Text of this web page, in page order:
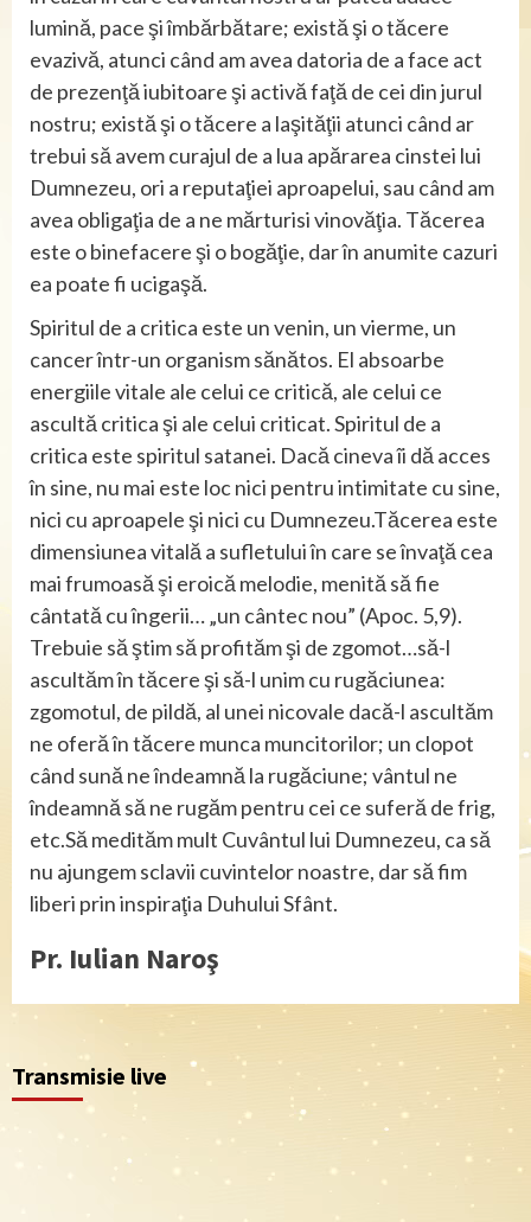
lumină, pace şi îmbărbătare; există şi o tăcere
evazivă, atunci când am avea datoria de a face act
de prezenţă iubitoare şi activă faţă de cei din jurul
nostru; există şi o tăcere a laşităţii atunci când ar
trebui să avem curajul de a lua apărarea cinstei lui
Dumnezeu, ori a reputaţiei aproapelui, sau când am
avea obligaţia de a ne mărturisi vinovăţia. Tăcerea
este o binefacere şi o bogăţie, dar în anumite cazuri
ea poate fi ucigaşă.
Spiritul de a critica este un venin, un vierme, un
cancer într-un organism sănătos. El absoarbe
energiile vitale ale celui ce critică, ale celui ce
ascultă critica şi ale celui criticat. Spiritul de a
critica este spiritul satanei. Dacă cineva îi dă acces
în sine, nu mai este loc nici pentru intimitate cu sine,
nici cu aproapele şi nici cu Dumnezeu.Tăcerea este
dimensiunea vitală a sufletului în care se învaţă cea
mai frumoasă şi eroică melodie, menită să fie
cântată cu îngerii… „un cântec nou” (Apoc. 5,9).
Trebuie să ştim să profităm şi de zgomot…să-l
ascultăm în tăcere şi să-l unim cu rugăciunea:
zgomotul, de pildă, al unei nicovale dacă-l ascultăm
ne oferă în tăcere munca muncitorilor; un clopot
când sună ne îndeamnă la rugăciune; vântul ne
îndeamnă să ne rugăm pentru cei ce suferă de frig,
etc.Să medităm mult Cuvântul lui Dumnezeu, ca să
nu ajungem sclavii cuvintelor noastre, dar să fim
liberi prin inspiraţia Duhului Sfânt.
Pr. Iulian Naroş
Transmisie live